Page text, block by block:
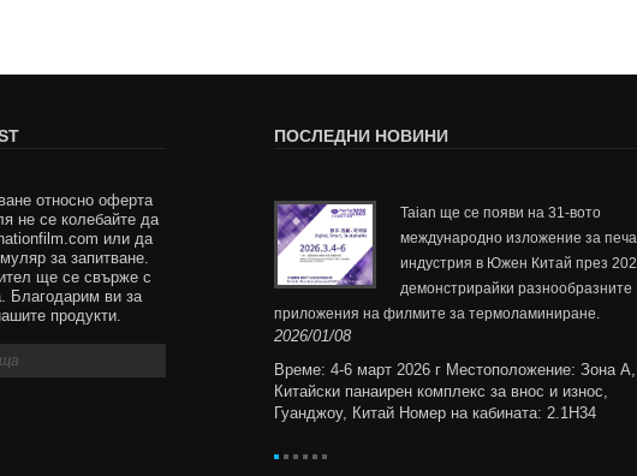
относно оферта
не се колебайте да
или да
за запитване.
ще се свърже с
Благодарим ви за
продукти.
ПОСЛЕДНИ НОВИНИ
нови приложения за
термичен ламиниращ филм и
нови бизнес области
03/24
покритие Film Co., Ltd.,
за термично ламиниране за
постоянно изследвания и
филми, засега разработени
PLA, BOPA, PP и т.н., повече
Taian ще се появи на 31-вото
международно изложение за
индустрия в Южен Китай през
демонстрирайки разнообразните
приложения на филмите за термоламиниране.
2026/01/08
Време: 4-6 март 2026 г Местоположение: Зона A,
Китайски панаирен комплекс за внос и износ,
Гуанджоу, Китай Номер на кабината: 2.1H34